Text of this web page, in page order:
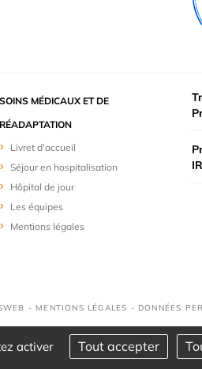
SOINS MÉDICAUX ET DE
RÉADAPTATION
Livret d'accueil
Séjour en hospitalisation
Hôpital de jour
Les équipes
Mentions légales
- MENTIONS LÉGALES - DONNÉES
activer Tout accepter